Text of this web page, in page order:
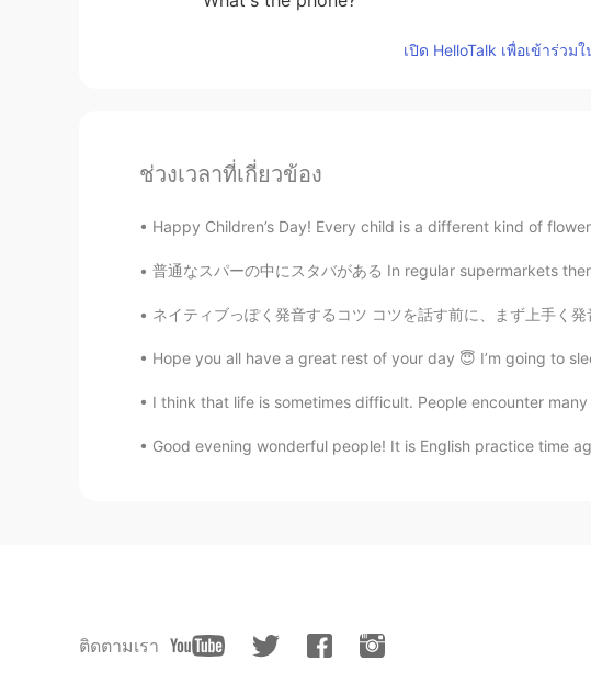
เปิด HelloTalk เพื่อเข้าร่วม
ช่วงเวลาที่เกี่ยวข้อง
Happy Children’s Day! Every child is a different kind of
普通なスパーの中にスタバがある In regular supermarkets there are
ネイティブっぽく発音するコツ コツを話す前に、まず上手く発音することに対してのメリットについて話たいと思いま
Hope you all have a great rest of your day 😇 I’m going to
I think that life is sometimes difficult. People encounter
Good evening wonderful people! It is English practice time
ติดตามเรา